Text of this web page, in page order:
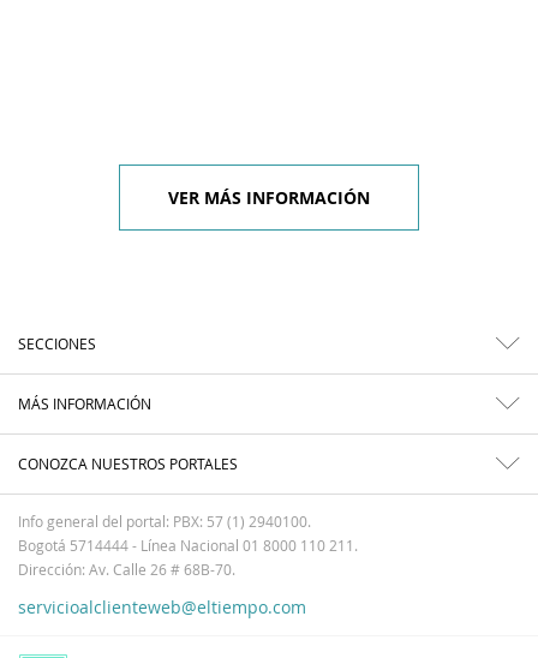
VER MÁS INFORMACIÓN
SECCIONES
MÁS INFORMACIÓN
CONOZCA NUESTROS PORTALES
Info general del portal: PBX: 57 (1) 2940100.
Bogotá 5714444 - Línea Nacional 01 8000 110 211.
Dirección: Av. Calle 26 # 68B-70.
servicioalclienteweb@eltiempo.com